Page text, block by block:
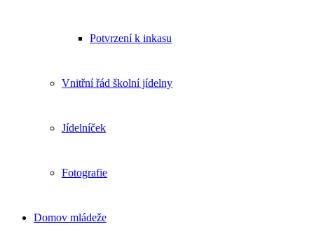
Potvrzení k inkasu
Vnitřní řád školní jídelny
Jídelníček
Fotografie
Domov mládeže